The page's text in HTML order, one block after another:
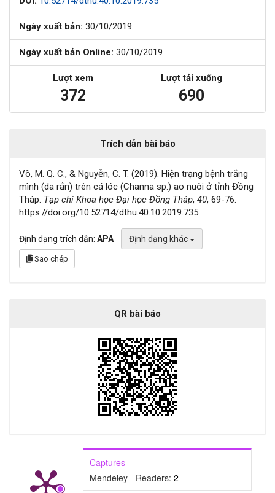
Ngày xuất bản: 30/10/2019
Ngày xuất bản Online: 30/10/2019
Lượt xem
372
Lượt tải xuống
690
Trích dẫn bài báo
Võ, M. Q. C., & Nguyễn, C. T. (2019). Hiện trạng bệnh trắng
mình (da rắn) trên cá lóc (Channa sp.) ao nuôi ở tỉnh Đồng
Tháp. Tạp chí Khoa học Đại học Đồng Tháp, 40, 69-76.
https://doi.org/10.52714/dthu.40.10.2019.735
Định dạng trích dẫn: APA Định dạng khác
Sao chép
QR bài báo
Captures
Mendeley - Readers: 2